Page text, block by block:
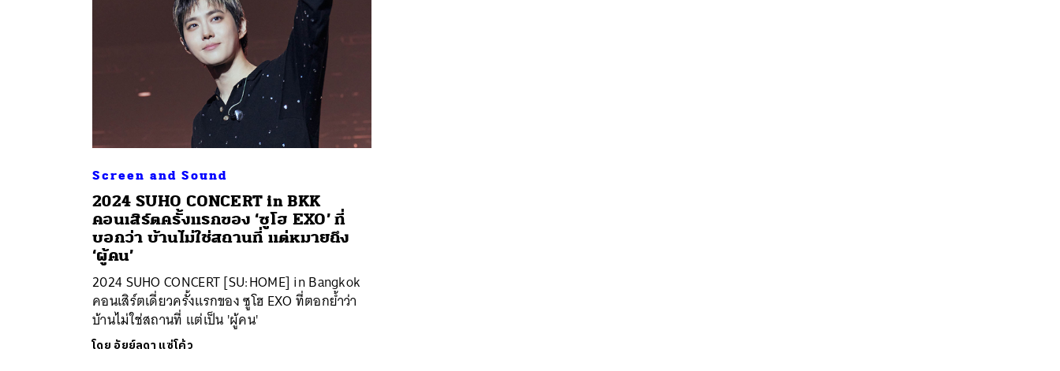
Screen and Sound
2024 SUHO CONCERTin BKK
คอนเสิร์ตครั้งแรกของ ‘ซูโฮ EXO’ ที่
บอกว่า บ้านไม่ใช่สถานที่ แต่หมายถึง
‘ผู้คน’
2024 SUHO CONCERT [SU:HOME] in Bangkok
คอนเสิร์ตเดี่ยวครั้งแรกของ ซูโฮ EXO ที่ตอกย้ำว่า
บ้านไม่ใช่สถานที่ แต่เป็น 'ผู้คน'
โดย อัยย์ลดา แซ่โค้ว
ค้นหา